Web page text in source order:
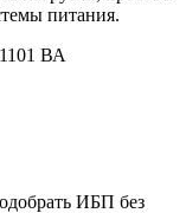
питания.
ВА
ИБП без